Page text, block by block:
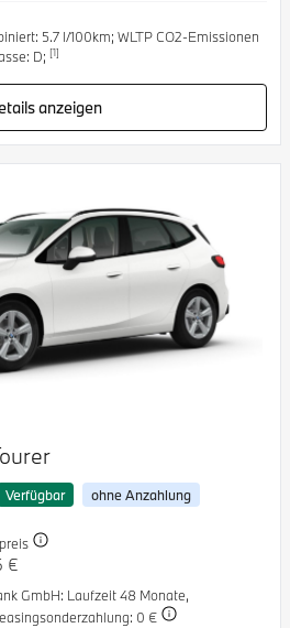
5.7 l/100km; WLTP CO2-Emissionen
D; [1]
anzeigen
Verfügbar ohne Anzahlung
€
GmbH: Laufzeit 48 Monate,
0 €